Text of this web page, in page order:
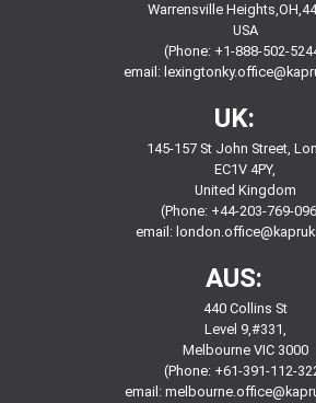
Warrensville
USA
(Phone: +1-888-502-
email:
UK:
145-157 St John Street,
EC1V 4PY,
United Kingdom
(Phone: +44-203-769-
email:
AUS:
440 Collins St
Level 9,#331,
Melbourne VIC 3000
(Phone: +61-391-112-
email: